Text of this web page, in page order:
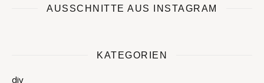
AUSSCHNITTE AUS INSTAGRAM
KATEGORIEN
diy